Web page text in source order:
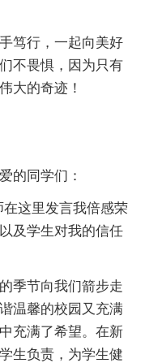
笃行，一起向美好
不畏惧，因为只有
大的奇迹！
的同学们：
这里发言我倍感荣
及学生对我的信任
季节向我们箭步走
温馨的校园又充满
充满了希望。在新
生负责，为学生健